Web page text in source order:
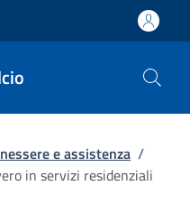
e assistenza /
in servizi residenziali